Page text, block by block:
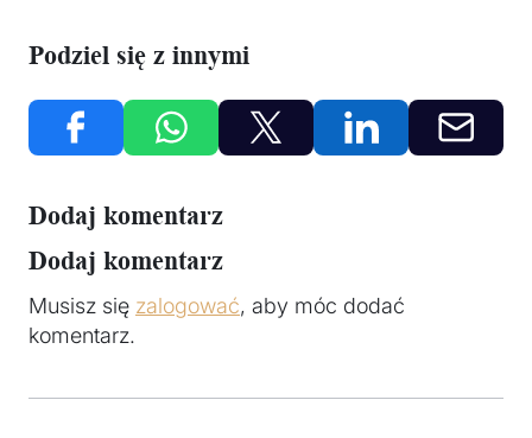
Podziel się z innymi
Dodaj komentarz
Dodaj komentarz
Musisz się zalogować, aby móc dodać
komentarz.